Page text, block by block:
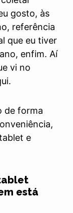
gosto, às
referência
que eu tiver
enfim. Aí
vi no
de forma
e
está